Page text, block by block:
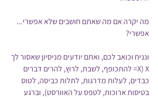
מה יקרה אם מה שאתם חושבים שלא אפשרי...
אפשרי?
ונניח וכואב לכם, ואתם יודעים מניסיון שאסור לך
X (X= להתכופף, לשבת, לרוץ, להרים דברים
כבדים, לעלות מדרגות, לתלות כביסה, לטוס
בטיסות ארוכות, לטפס על האוורסט), וברגע